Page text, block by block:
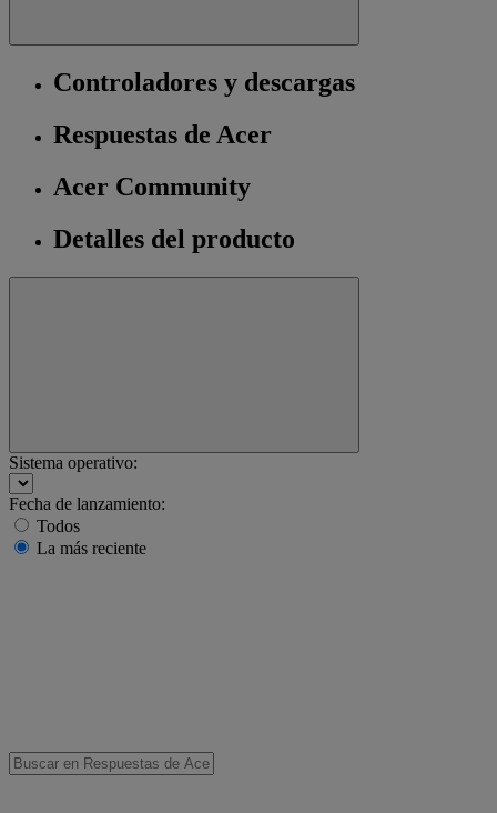
Controladores y descargas
Respuestas de Acer
Acer Community
Detalles del producto
Sistema operativo:
Fecha de lanzamiento:
Todos
La más reciente